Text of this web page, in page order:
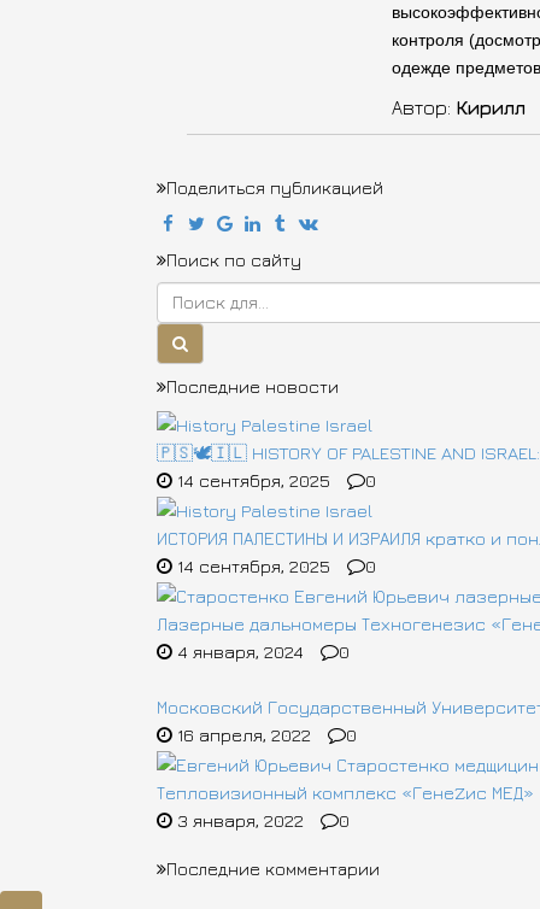
контроля
одежде
Автор: Кирилл
Поделиться публикацией
Поиск по сайту
Последние новости
🇵🇸🕊️🇮🇱 HISTORY OF PALESTINE AND ISRAEL:
14 сентября, 2025
0
ИСТОРИЯ ПАЛЕСТИНЫ И ИЗРАИЛЯ кратко и
14 сентября, 2025
0
Лазерные дальномеры Техногенезис
4 января, 2024
0
Московский Государственный
16 апреля, 2022
0
Тепловизионный комплекс «ГенеZис МЕД»
3 января, 2022
0
Последние комментарии